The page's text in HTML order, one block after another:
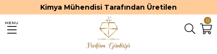
Kimya Mühendisi Tarafından Üretilen
0
MENU